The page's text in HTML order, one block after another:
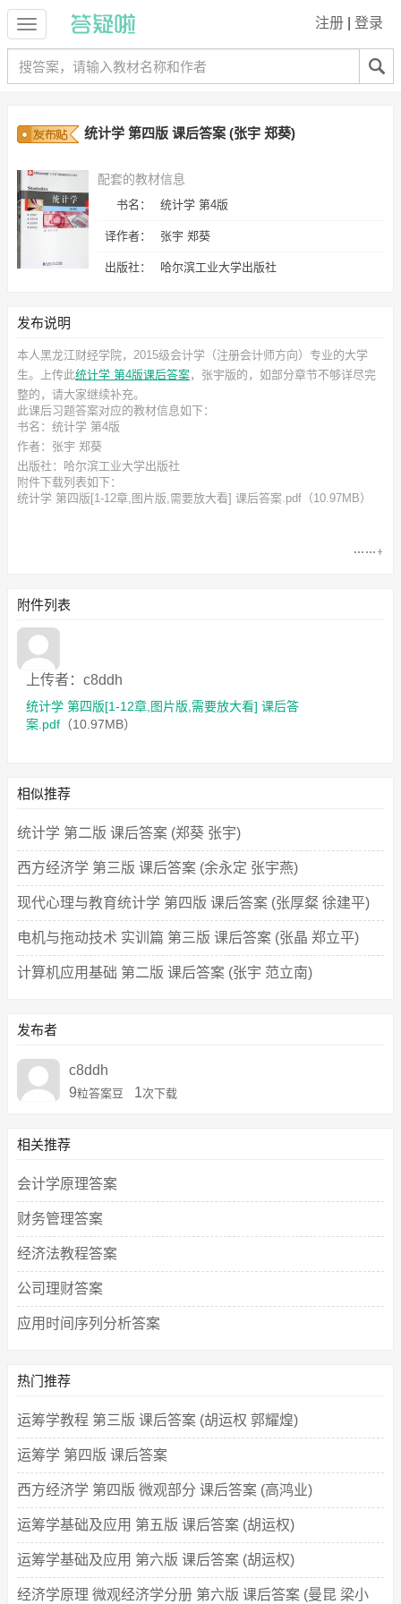
注册 登录
统计学 第四版 课后答案 (张宇 郑葵)
配套的教材信息
书名： 统计学 第4版
译作者： 张宇 郑葵
出版社： 哈尔滨工业大学出版社
发布说明
本人黑龙江财经学院，2015级会计学（注册会计师方向）专业的大学
生。上传此统计学 第4版课后答案，张宇版的，如部分章节不够详尽完
整的，请大家继续补充。
此课后习题答案对应的教材信息如下：
书名：统计学 第4版
作者：张宇 郑葵
出版社：哈尔滨工业大学出版社
附件下载列表如下：
统计学 第四版[1-12章,图片版,需要放大看] 课后答案.pdf （10.97MB）
附件列表
上传者：c8ddh
统计学 第四版[1-12章,图片版,需要放大看] 课后答
案.pdf （10.97MB）
相似推荐
统计学 第二版 课后答案 (郑葵 张宇)
西方经济学 第三版 课后答案 (余永定 张宇燕)
现代心理与教育统计学 第四版 课后答案 (张厚粲 徐建平)
电机与拖动技术 实训篇 第三版 课后答案 (张晶 郑立平)
计算机应用基础 第二版 课后答案 (张宇 范立南)
发布者
c8ddh
9粒答案豆 1次下载
相关推荐
会计学原理答案
财务管理答案
经济法教程答案
公司理财答案
应用时间序列分析答案
热门推荐
运筹学教程 第三版 课后答案 (胡运权 郭耀煌)
运筹学 第四版 课后答案
西方经济学 第四版 微观部分 课后答案 (高鸿业)
运筹学基础及应用 第五版 课后答案 (胡运权)
运筹学基础及应用 第六版 课后答案 (胡运权)
经济学原理 微观经济学分册 第六版 课后答案 (曼昆 梁小